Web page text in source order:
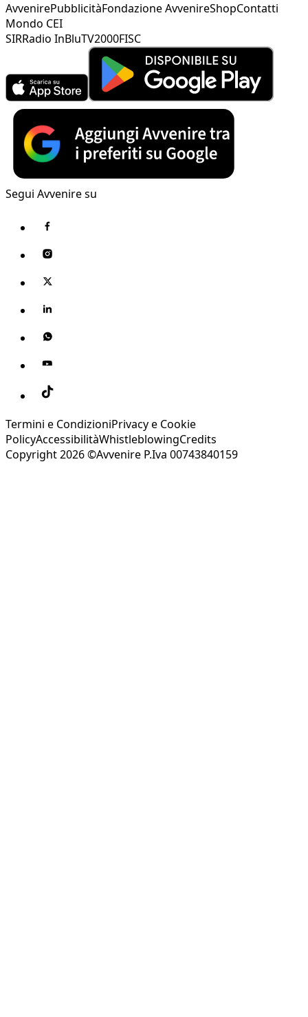
AvvenirePubblicitàFondazione AvvenireShopContatti
Mondo CEI
SIRRadio InBluTV2000FISC
Segui Avvenire su
Termini e CondizioniPrivacy e Cookie
PolicyAccessibilitàWhistleblowingCredits
Copyright 2026 ©Avvenire P.Iva 00743840159